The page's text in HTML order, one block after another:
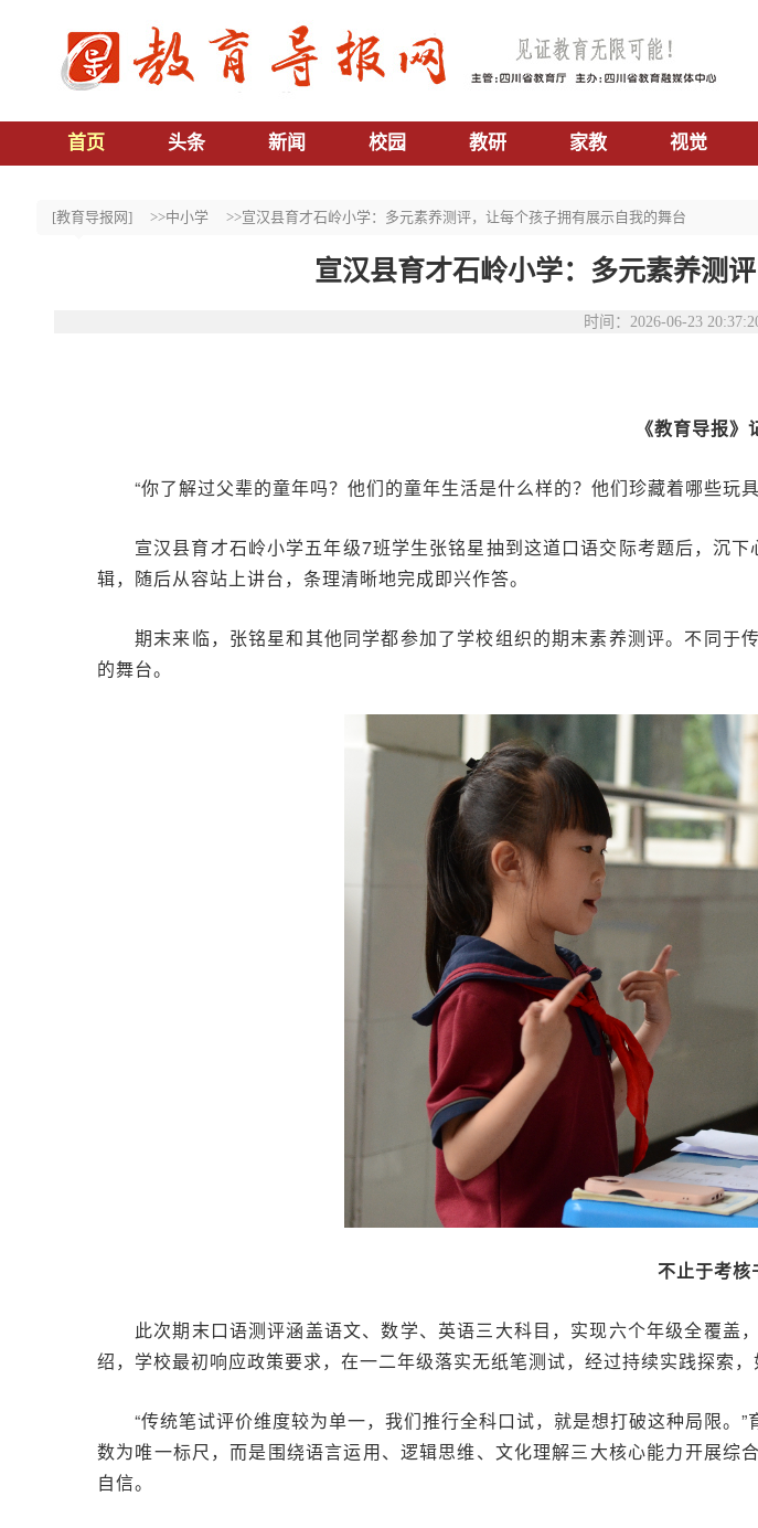
首页 头条 新闻 校园 教研 家教 视觉
[教育导报网] >>中小学 >>宣汉县育才石岭小学：多元素养测评，让每个孩子拥有展示自我的舞台
宣汉县育才石岭小学：多元素养测
时间：2026-06-23
《教育导报
“你了解过父辈的童年吗？他们的童年生活是什么样的？他们珍藏着哪些玩
宣汉县育才石岭小学五年级7班学生张铭星抽到这道口语交际考题后，沉
辑，随后从容站上讲台，条理清晰地完成即兴作答。
期末来临，张铭星和其他同学都参加了学校组织的期末素养测评。不同
的舞台。
不止于考核
此次期末口语测评涵盖语文、数学、英语三大科目，实现六个年级全覆
绍，学校最初响应政策要求，在一二年级落实无纸笔测试，经过持续实践探索，
“传统笔试评价维度较为单一，我们推行全科口试，就是想打破这种局限
数为唯一标尺，而是围绕语言运用、逻辑思维、文化理解三大核心能力开展
自信。